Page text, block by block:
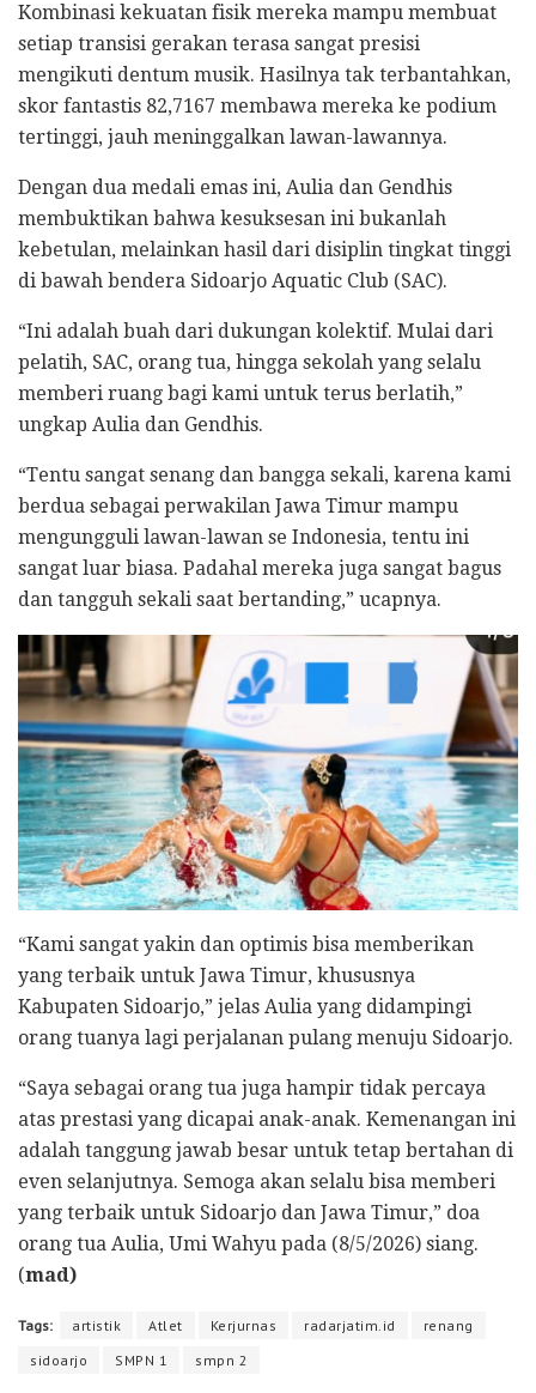
Kombinasi kekuatan fisik mereka mampu membuat
setiap transisi gerakan terasa sangat presisi
mengikuti dentum musik. Hasilnya tak terbantahkan,
skor fantastis 82,7167 membawa mereka ke podium
tertinggi, jauh meninggalkan lawan-lawannya.
Dengan dua medali emas ini, Aulia dan Gendhis
membuktikan bahwa kesuksesan ini bukanlah
kebetulan, melainkan hasil dari disiplin tingkat tinggi
di bawah bendera Sidoarjo Aquatic Club (SAC).
“Ini adalah buah dari dukungan kolektif. Mulai dari
pelatih, SAC, orang tua, hingga sekolah yang selalu
memberi ruang bagi kami untuk terus berlatih,”
ungkap Aulia dan Gendhis.
“Tentu sangat senang dan bangga sekali, karena kami
berdua sebagai perwakilan Jawa Timur mampu
mengungguli lawan-lawan se Indonesia, tentu ini
sangat luar biasa. Padahal mereka juga sangat bagus
dan tangguh sekali saat bertanding,” ucapnya.
“Kami sangat yakin dan optimis bisa memberikan
yang terbaik untuk Jawa Timur, khususnya
Kabupaten Sidoarjo,” jelas Aulia yang didampingi
orang tuanya lagi perjalanan pulang menuju Sidoarjo.
“Saya sebagai orang tua juga hampir tidak percaya
atas prestasi yang dicapai anak-anak. Kemenangan ini
adalah tanggung jawab besar untuk tetap bertahan di
even selanjutnya. Semoga akan selalu bisa memberi
yang terbaik untuk Sidoarjo dan Jawa Timur,” doa
orang tua Aulia, Umi Wahyu pada (8/5/2026) siang.
(mad)
Tags: artistik Atlet Kerjurnas radarjatim.id
renang
sidoarjo
SMPN 1 smpn 2